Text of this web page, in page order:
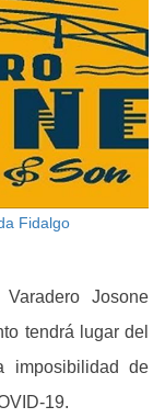
Fidalgo
Josone
tendrá lugar del
de
19.